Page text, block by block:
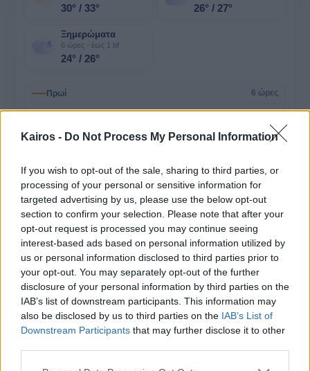
Kairos - Do Not Process My Personal Information
If you wish to opt-out of the sale, sharing to third parties, or
processing of your personal or sensitive information for
targeted advertising by us, please use the below opt-out
section to confirm your selection. Please note that after your
opt-out request is processed you may continue seeing
interest-based ads based on personal information utilized by
us or personal information disclosed to third parties prior to
your opt-out. You may separately opt-out of the further
disclosure of your personal information by third parties on the
IAB’s list of downstream participants. This information may
also be disclosed by us to third parties on the IAB’s List of
Downstream Participants that may further disclose it to other
30° / 33° 26° / 27°
Ξημερώματα
6 ώρες · έως 1 bf
24° / 26°
Πρωί 6 ώρες
06:00 Αυξημένη Συννεφιά
Άνεμος
07:00
24°
Αυξημένη Συννεφιά
Αίσθηση24°Άνεμος1 bf
08:00
25°
Αυξημένη Συννεφιά
Άνεμος
09:00
26°
Αυξημένη Συννεφιά
Αίσθηση25°Άνεμος1 bf
28°